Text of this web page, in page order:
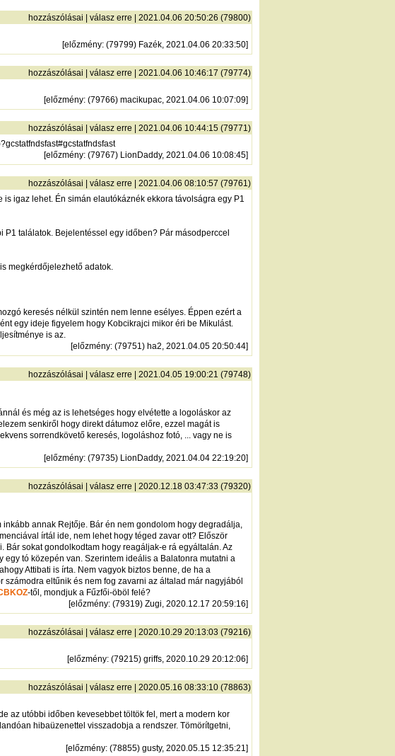
hozzászólásai válasz erre | 2021.04.06 20:50:26 (79800)
[előzmény: (79799) Fazék, 2021.04.06 20:33:50]
hozzászólásai válasz erre | 2021.04.06 10:46:17 (79774)
[előzmény: (79766) macikupac, 2021.04.06 10:07:09]
hozzászólásai válasz erre | 2021.04.06 10:44:15 (79771)
[előzmény: (79767) LionDaddy, 2021.04.06 10:08:45]
hozzászólásai válasz erre | 2021.04.06 08:10:57 (79761)
igaz lehet. Én simán elautókáznék ekkora távolságra egy P1
találatok. Bejelentéssel egy időben? Pár másodperccel
megkérdőjelezhető adatok.
keresés nélkül szintén nem lenne esélyes. Éppen ezért a
egy ideje figyelem hogy Kobcikrajci mikor éri be Mikulást.
is az.
[előzmény: (79751) ha2, 2021.04.05 20:50:44]
hozzászólásai válasz erre | 2021.04.05 19:00:21 (79748)
és még az is lehetséges hogy elvétette a logoláskor az
senkiről hogy direkt dátumoz előre, ezzel magát is
sorrendkövető keresés, logoláshoz fotó, ... vagy ne is
[előzmény: (79735) LionDaddy, 2021.04.04 22:19:20]
hozzászólásai válasz erre | 2020.12.18 03:47:33 (79320)
annak Rejtője. Bár én nem gondolom hogy degradálja,
írtál ide, nem lehet hogy téged zavar ott? Először
sokat gondolkodtam hogy reagáljak-e rá egyáltalán. Az
tó közepén van. Szerintem ideális a Balatonra mutatni a
Attibati is írta. Nem vagyok biztos benne, de ha a
eltűnik és nem fog zavarni az általad már nagyjából
-től, mondjuk a Fűzfői-öböl felé?
[előzmény: (79319) Zugi, 2020.12.17 20:59:16]
hozzászólásai válasz erre | 2020.10.29 20:13:03 (79216)
[előzmény: (79215) griffs, 2020.10.29 20:12:06]
hozzászólásai válasz erre | 2020.05.16 08:33:10 (78863)
az utóbbi időben kevesebbet töltök fel, mert a modern kor
hibaüzenettel visszadobja a rendszer. Tömörítgetni,
[előzmény: (78855) gusty, 2020.05.15 12:35:21]